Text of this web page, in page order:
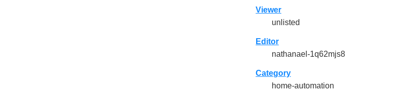
Viewer
unlisted
Editor
nathanael-1q62mjs8
Category
home-automation